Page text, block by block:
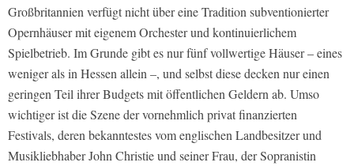
Großbritannien verfügt nicht über eine Tradition subventionierter
Opernhäuser mit eigenem Orchester und kontinuierlichem
Spielbetrieb. Im Grunde gibt es nur fünf vollwertige Häuser – eines
weniger als in Hessen allein –, und selbst diese decken nur einen
geringen Teil ihrer Budgets mit öffentlichen Geldern ab. Umso
wichtiger ist die Szene der vornehmlich privat finanzierten
Festivals, deren bekanntestes vom englischen Landbesitzer und
Musikliebhaber John Christie und seiner Frau, der Sopranistin